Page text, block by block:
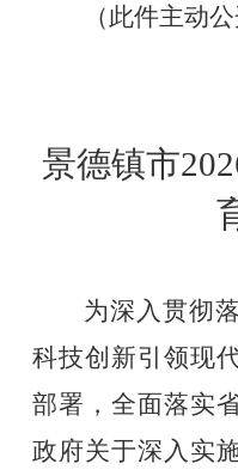
（此件主动公
景德镇市
为深入贯彻
科技创新引领现
部署，全面落实
政府关于深入实